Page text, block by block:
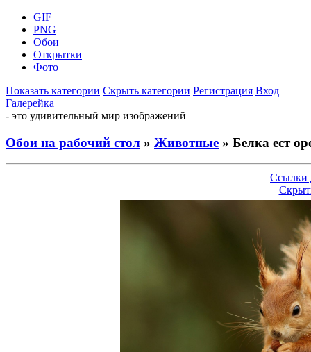
GIF
PNG
Обои
Открытки
Фото
Показать категории Скрыть категории Регистрация Вход
Галерейка
- это удивительный мир изображений
Обои на рабочий стол » Животные » Белка ест
Ссылки